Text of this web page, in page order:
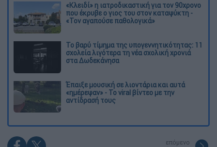
«Κλειδί» η ιατροδικαστική για τον 90χρονο
που έκρυβε ο γιος του στον καταψύκτη -
«Τον αγαπούσε παθολογικά»
Το βαρύ τίμημα της υπογεννητικότητας: 11
σχολεία λιγότερα τη νέα σχολική χρονιά
στα Δωδεκάνησα
Έπαιξε μουσική σε λιοντάρια και αυτά
«ημέρεψαν» - Το viral βίντεο με την
αντίδρασή τους
επόμενο